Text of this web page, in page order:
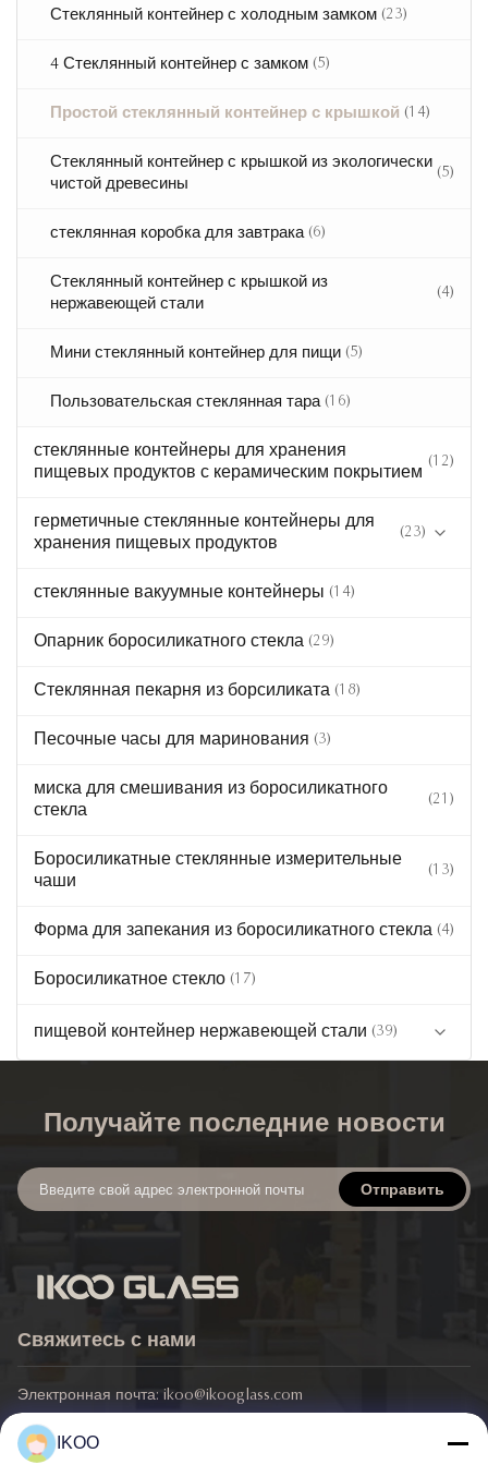
Стеклянный контейнер с холодным замком (23)
4 Стеклянный контейнер с замком (5)
Простой стеклянный контейнер с крышкой (14)
Стеклянный контейнер с крышкой из экологически
чистой древесины
(5)
стеклянная коробка для завтрака (6)
Стеклянный контейнер с крышкой из
нержавеющей стали
(4)
Мини стеклянный контейнер для пищи (5)
Пользовательская стеклянная тара (16)
стеклянные контейнеры для хранения
пищевых продуктов с керамическим покрытием
(12)
герметичные стеклянные контейнеры для
хранения пищевых продуктов
(23)
Пищевые стеклянные изделия зеленого цвета
Посуда из стекла янтарного цвета
стеклянные вакуумные контейнеры (14)
Опарник боросиликатного стекла (29)
Стеклянная пекарня из борсиликата (18)
Песочные часы для маринования (3)
миска для смешивания из боросиликатного
стекла
(21)
Боросиликатные стеклянные измерительные
чаши
(13)
Форма для запекания из боросиликатного стекла (4)
Боросиликатное стекло (17)
пищевой контейнер нержавеющей стали (39)
Получайте последние новости
Отправить
Свяжитесь с нами
Электронная почта: ikoo@ikooglass.com
Телефон:
IKOO